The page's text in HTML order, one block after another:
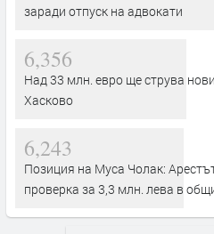
заради отпуск на адвокати
6,356
Над 33 млн. евро ще струва
Хасково
6,243
Позиция на Муса Чолак:
проверка за 3,3 млн. лева в